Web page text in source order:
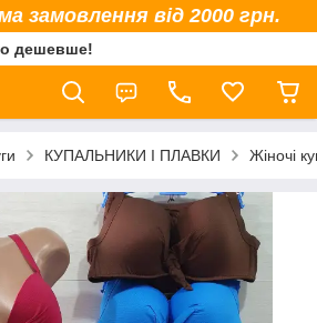
замовлення від 2000 грн.
дешевше!
КУПАЛЬНИКИ І ПЛАВКИ Жіночі